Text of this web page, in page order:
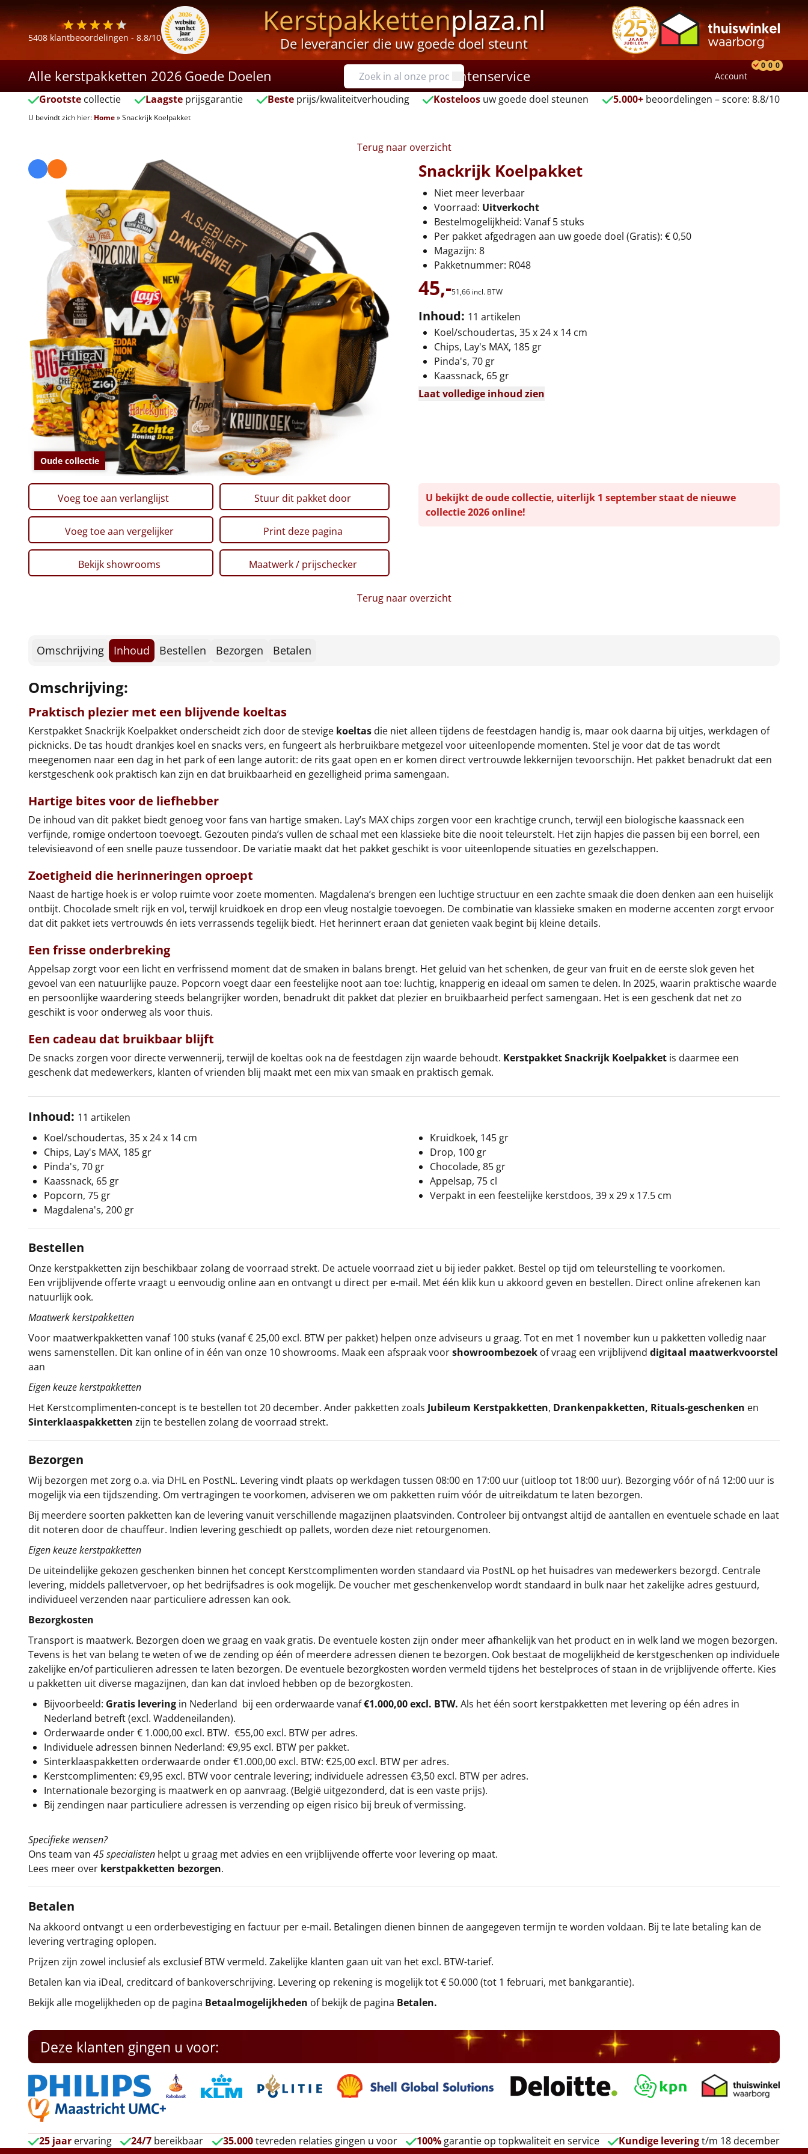
5408 klantbeoordelingen - 8.8/10 Kerstpakkettenplaza.nl
De leverancier die uw goede doel steunt
Alle kerstpakketten 2026 Goede Doelen Klantenservice Account
0 0 0
Grootste collectie Laagsteprijsgarantie Besteprijs/kwaliteitverhouding Kosteloos uw goede doel steunen 5.000+ beoordelingen – score: 8.8/10
U bevindt zich hier: Home»Snackrijk Koelpakket
Terug naar overzicht
Oude collectie
Snackrijk Koelpakket
Niet meer leverbaar
Voorraad: Uitverkocht
Bestelmogelijkheid: Vanaf 5 stuks
Per pakket afgedragen aan uw goede doel (Gratis): € 0,50
Magazijn: 8
Pakketnummer: R048
45,-51,66 incl. BTW
Inhoud: 11 artikelen
Koel/schoudertas, 35 x 24 x 14 cm
Chips, Lay's MAX, 185 gr
Pinda's, 70 gr
Kaassnack, 65 gr
Laat volledige inhoud zien
Voeg toe aan verlanglijst Stuur dit pakket door
Voeg toe aan vergelijker Print deze pagina
Bekijk showrooms Maatwerk / prijschecker
U bekijkt de oude collectie, uiterlijk 1 september staat de nieuwe
collectie 2026 online!
Terug naar overzicht
Omschrijving Inhoud Bestellen Bezorgen Betalen
Omschrijving:
Praktisch plezier met een blijvende koeltas
Kerstpakket Snackrijk Koelpakket onderscheidt zich door de stevige koeltas die niet alleen tijdens de feestdagen handig is, maar ook daarna bij uitjes, werkdagen of
picknicks. De tas houdt drankjes koel en snacks vers, en fungeert als herbruikbare metgezel voor uiteenlopende momenten. Stel je voor dat de tas wordt
meegenomen naar een dag in het park of een lange autorit: de rits gaat open en er komen direct vertrouwde lekkernijen tevoorschijn. Het pakket benadrukt dat een
kerstgeschenk ook praktisch kan zijn en dat bruikbaarheid en gezelligheid prima samengaan.
Hartige bites voor de liefhebber
De inhoud van dit pakket biedt genoeg voor fans van hartige smaken. Lay’s MAX chips zorgen voor een krachtige crunch, terwijl een biologische kaassnack een
verfijnde, romige ondertoon toevoegt. Gezouten pinda’s vullen de schaal met een klassieke bite die nooit teleurstelt. Het zijn hapjes die passen bij een borrel, een
televisieavond of een snelle pauze tussendoor. De variatie maakt dat het pakket geschikt is voor uiteenlopende situaties en gezelschappen.
Zoetigheid die herinneringen oproept
Naast de hartige hoek is er volop ruimte voor zoete momenten. Magdalena’s brengen een luchtige structuur en een zachte smaak die doen denken aan een huiselijk
ontbijt. Chocolade smelt rijk en vol, terwijl kruidkoek en drop een vleug nostalgie toevoegen. De combinatie van klassieke smaken en moderne accenten zorgt ervoor
dat dit pakket iets vertrouwds én iets verrassends tegelijk biedt. Het herinnert eraan dat genieten vaak begint bij kleine details.
Een frisse onderbreking
Appelsap zorgt voor een licht en verfrissend moment dat de smaken in balans brengt. Het geluid van het schenken, de geur van fruit en de eerste slok geven het
gevoel van een natuurlijke pauze. Popcorn voegt daar een feestelijke noot aan toe: luchtig, knapperig en ideaal om samen te delen. In 2025, waarin praktische waarde
en persoonlijke waardering steeds belangrijker worden, benadrukt dit pakket dat plezier en bruikbaarheid perfect samengaan. Het is een geschenk dat net zo
geschikt is voor onderweg als voor thuis.
Een cadeau dat bruikbaar blijft
De snacks zorgen voor directe verwennerij, terwijl de koeltas ook na de feestdagen zijn waarde behoudt. Kerstpakket Snackrijk Koelpakket is daarmee een
geschenk dat medewerkers, klanten of vrienden blij maakt met een mix van smaak en praktisch gemak.
Inhoud: 11 artikelen
Koel/schoudertas, 35 x 24 x 14 cm
Chips, Lay's MAX, 185 gr
Pinda's, 70 gr
Kaassnack, 65 gr
Popcorn, 75 gr
Magdalena's, 200 gr
Kruidkoek, 145 gr
Drop, 100 gr
Chocolade, 85 gr
Appelsap, 75 cl
Verpakt in een feestelijke kerstdoos, 39 x 29 x 17.5 cm
Bestellen
Onze kerstpakketten zijn beschikbaar zolang de voorraad strekt. De actuele voorraad ziet u bij ieder pakket. Bestel op tijd om teleurstelling te voorkomen.
Een vrijblijvende offerte vraagt u eenvoudig online aan en ontvangt u direct per e-mail. Met één klik kun u akkoord geven en bestellen. Direct online afrekenen kan
natuurlijk ook.
Maatwerk kerstpakketten
Voor maatwerkpakketten vanaf 100 stuks (vanaf € 25,00 excl. BTW per pakket) helpen onze adviseurs u graag. Tot en met 1 november kun u pakketten volledig naar
wens samenstellen. Dit kan online of in één van onze 10 showrooms. Maak een afspraak voorshowroombezoek of vraag een vrijblijvend digitaal maatwerkvoorstel
aan
Eigen keuze kerstpakketten
Het Kerstcomplimenten-concept is te bestellen tot 20 december. Ander pakketten zoals Jubileum Kerstpakketten, Drankenpakketten, Rituals-geschenken en
Sinterklaaspakketten zijn te bestellen zolang de voorraad strekt.
Bezorgen
Wij bezorgen met zorg o.a. via DHL en PostNL. Levering vindt plaats op werkdagen tussen 08:00 en 17:00 uur (uitloop tot 18:00 uur). Bezorging vóór of ná 12:00 uur is
mogelijk via een tijdszending. Om vertragingen te voorkomen, adviseren we om pakketten ruim vóór de uitreikdatum te laten bezorgen.
Bij meerdere soorten pakketten kan de levering vanuit verschillende magazijnen plaatsvinden. Controleer bij ontvangst altijd de aantallen en eventuele schade en laat
dit noteren door de chauffeur. Indien levering geschiedt op pallets, worden deze niet retourgenomen.
Eigen keuze kerstpakketten
De uiteindelijke gekozen geschenken binnen het concept Kerstcomplimenten worden standaard via PostNL op het huisadres van medewerkers bezorgd. Centrale
levering, middels palletvervoer, op het bedrijfsadres is ook mogelijk. De voucher met geschenkenvelop wordt standaard in bulk naar het zakelijke adres gestuurd,
individueel verzenden naar particuliere adressen kan ook.
Bezorgkosten
Transport is maatwerk. Bezorgen doen we graag en vaak gratis. De eventuele kosten zijn onder meer afhankelijk van het product en in welk land we mogen bezorgen.
Tevens is het van belang te weten of we de zending op één of meerdere adressen dienen te bezorgen. Ook bestaat de mogelijkheid de kerstgeschenken op individuele
zakelijke en/of particulieren adressen te laten bezorgen. De eventuele bezorgkosten worden vermeld tijdens het bestelproces of staan in de vrijblijvende offerte. Kies
u pakketten uit diverse magazijnen, dan kan dat invloed hebben op de bezorgkosten.
Bijvoorbeeld: Gratis levering in Nederland bij een orderwaarde vanaf€1.000,00 excl. BTW. Als het één soort kerstpakketten met levering op één adres in
Nederland betreft (excl. Waddeneilanden).
Orderwaarde onder € 1.000,00 excl. BTW. €55,00 excl. BTW per adres.
Individuele adressen binnen Nederland: €9,95 excl. BTW per pakket.
Sinterklaaspakketten orderwaarde onder €1.000,00 excl. BTW: €25,00 excl. BTW per adres.
Kerstcomplimenten: €9,95 excl. BTW voor centrale levering; individuele adressen €3,50 excl. BTW per adres.
Internationale bezorging is maatwerk en op aanvraag. (België uitgezonderd, dat is een vaste prijs).
Bij zendingen naar particuliere adressen is verzending op eigen risico bij breuk of vermissing.
Specifieke wensen?
Ons team van 45 specialisten helpt u graag met advies en een vrijblijvende offerte voor levering op maat.
Lees meer over kerstpakketten bezorgen.
Betalen
Na akkoord ontvangt u een orderbevestiging en factuur per e-mail. Betalingen dienen binnen de aangegeven termijn te worden voldaan. Bij te late betaling kan de
levering vertraging oplopen.
Prijzen zijn zowel inclusief als exclusief BTW vermeld. Zakelijke klanten gaan uit van het excl. BTW-tarief.
Betalen kan via iDeal, creditcard of bankoverschrijving. Levering op rekening is mogelijk tot € 50.000 (tot 1 februari, met bankgarantie).
Bekijk alle mogelijkheden op de pagina Betaalmogelijkheden of bekijk de pagina Betalen.
Deze klanten gingen u voor:
25 jaar ervaring 24/7 bereikbaar 35.000tevreden relaties gingen u voor 100%garantie op topkwaliteit en service Kundige leveringt/m 18 december